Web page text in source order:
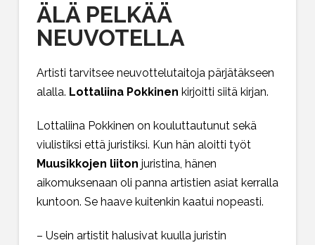
ÄLÄ PELKÄÄ
NEUVOTELLA
Artisti tarvitsee neuvottelutaitoja pärjätäkseen
alalla. Lottaliina Pokkinen kirjoitti siitä kirjan.
Lottaliina Pokkinen on kouluttautunut sekä
viulistiksi että juristiksi. Kun hän aloitti työt
Muusikkojen liiton juristina, hänen
aikomuksenaan oli panna artistien asiat kerralla
kuntoon. Se haave kuitenkin kaatui nopeasti.
– Usein artistit halusivat kuulla juristin